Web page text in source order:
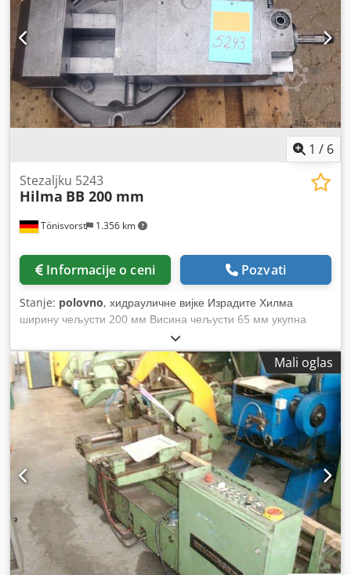
Težina oko.: 67 kg Potpuno nov u originalnom pakovanju.
1 / 6
Tönisvorst 1.356 km
Stezaljku 5243
Hilma BB 200 mm
Informacije o ceni Pozvati
Stanje: polovno, хидрауличне вијке Израдите Хилма
ширину чељусти 200 мм Висина чељусти 65 мм укупна
дужина 690 мм ГЕС. Висина 205 мм максимална ширина
отварања 440 мм Возите се вертикално и водоравно с
краставцем Ротациона плоча 400 к 370 мм Снага стезања 8
до. Cjdpfxedhlqyj Ahceha
Mali oglas